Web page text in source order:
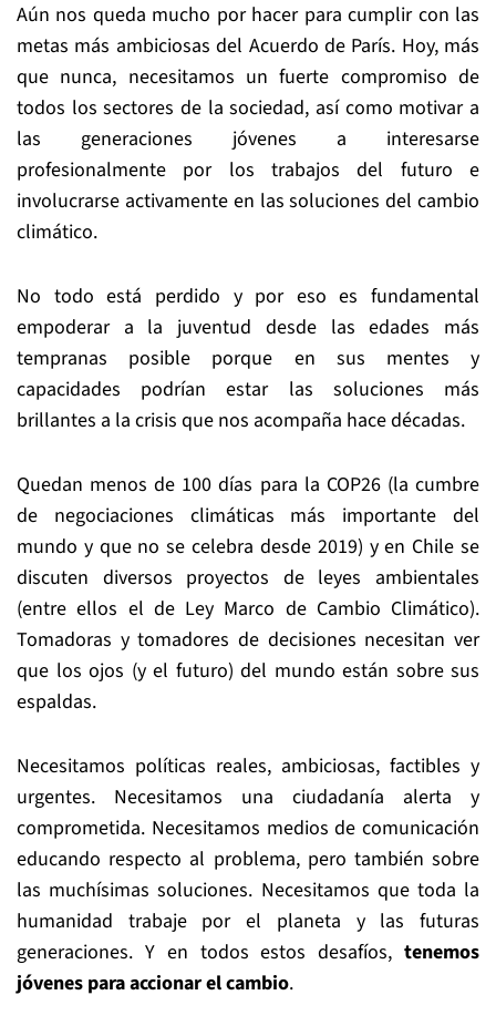
Aún nos queda mucho por hacer para cumplir con las
metas más ambiciosas del Acuerdo de París. Hoy, más
que nunca, necesitamos un fuerte compromiso de
todos los sectores de la sociedad, así como motivar a
las generaciones jóvenes a interesarse
profesionalmente por los trabajos del futuro e
involucrarse activamente en las soluciones del cambio
climático.
No todo está perdido y por eso es fundamental
empoderar a la juventud desde las edades más
tempranas posible porque en sus mentes y
capacidades podrían estar las soluciones más
brillantes a la crisis que nos acompaña hace décadas.
Quedan menos de 100 días para la COP26 (la cumbre
de negociaciones climáticas más importante del
mundo y que no se celebra desde 2019) y en Chile se
discuten diversos proyectos de leyes ambientales
(entre ellos el de Ley Marco de Cambio Climático).
Tomadoras y tomadores de decisiones necesitan ver
que los ojos (y el futuro) del mundo están sobre sus
espaldas.
Necesitamos políticas reales, ambiciosas, factibles y
urgentes. Necesitamos una ciudadanía alerta y
comprometida. Necesitamos medios de comunicación
educando respecto al problema, pero también sobre
las muchísimas soluciones. Necesitamos que toda la
humanidad trabaje por el planeta y las futuras
generaciones. Y en todos estos desafíos, tenemos
jóvenes para accionar el cambio.